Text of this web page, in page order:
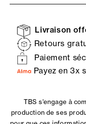
Livraison
Retours
Paiement
Payez en 3x
TBS s'engage à
production de ses